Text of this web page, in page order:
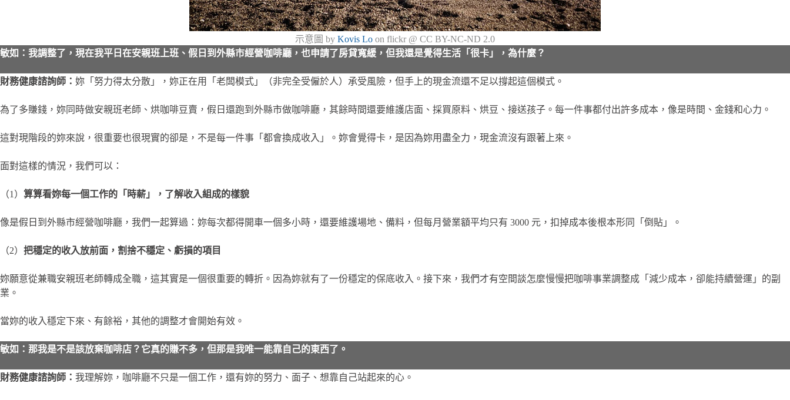
示意圖 by Kovis Lo on flickr @ CC BY-NC-ND 2.0
敏如：我調整了，現在我平日在安親班上班、假日到外縣市經營咖啡廳，也申請了房貸寬緩，但我還是覺得生活「很卡」，為什麼？
財務健康諮詢師： 妳「努力得太分散」，妳正在用「老闆模式」（非完全受僱於人）承受風險，但手上的現金流還不足以撐起這個模式。
為了多賺錢，妳同時做安親班老師、烘咖啡豆賣，假日還跑到外縣市做咖啡廳，其餘時間還要維護店面、採買原料、烘豆、接送孩子。每一件事都付出許多成本，像是時間、金錢和心力。
這對現階段的妳來說，很重要也很現實的卻是，不是每一件事「都會換成收入」。妳會覺得卡，是因為妳用盡全力，現金流沒有跟著上來。
面對這樣的情況，我們可以：
（1） 算算看妳每一個工作的「時薪」，了解收入組成的樣貌
像是假日到外縣市經營咖啡廳，我們一起算過：妳每次都得開車一個多小時，還要維護場地、備料，但每月營業額平均只有 3000 元，扣掉成本後根本形同「倒貼」。
（2） 把穩定的收入放前面，割捨不穩定、虧損的項目
妳願意從兼職安親班老師轉成全職，這其實是一個很重要的轉折。因為妳就有了一份穩定的保底收入。接下來，我們才有空間談怎麼慢慢把咖啡事業調整成「減少成本，卻能持續營運」的副
業。
當妳的收入穩定下來、有餘裕，其他的調整才會開始有效。
敏如：那我是不是該放棄咖啡店？它真的賺不多，但那是我唯一能靠自己的東西了。
財務健康諮詢師： 我理解妳，咖啡廳不只是一個工作，還有妳的努力、面子、想靠自己站起來的心。